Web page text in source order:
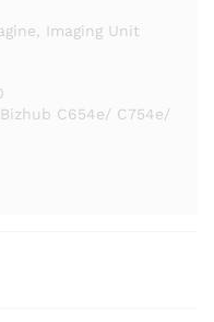
Imaging Unit
C654e/ C754e/